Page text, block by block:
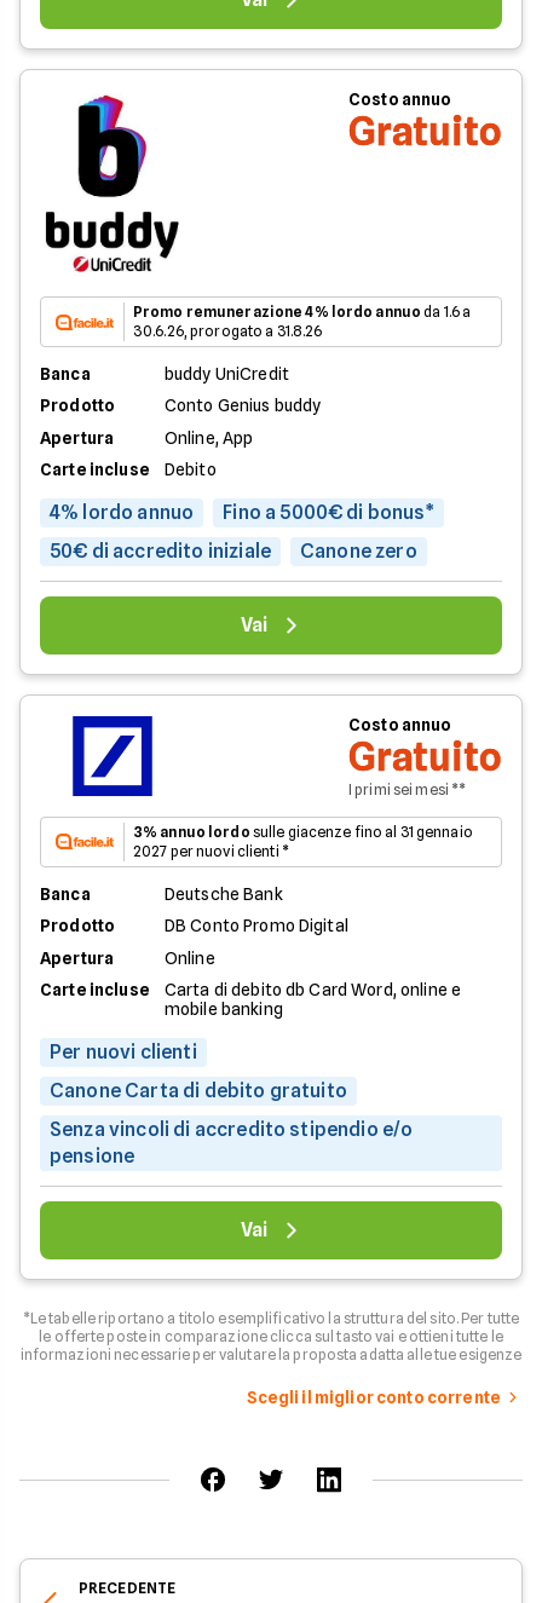
Costo annuo
Gratuito
Promo remunerazione 4% lordo annuo da 1.6 a
30.6.26, prorogato a 31.8.26
Banca
buddy UniCredit
Prodotto
Conto Genius buddy
Apertura
Online, App
Carte incluse
Debito
4% lordo annuo
Fino a 5000€ di bonus*
50€ di accredito iniziale
Canone zero
Vai
Costo annuo
Gratuito
I primi sei mesi **
3% annuo lordo sulle giacenze fino al 31 gennaio
2027 per nuovi clienti *
Banca
Deutsche Bank
Prodotto
DB Conto Promo Digital
Apertura
Online
Carte incluse
Carta di debito db Card Word, online e
mobile banking
Per nuovi clienti
Canone Carta di debito gratuito
Senza vincoli di accredito stipendio e/o
pensione
Vai
*Le tabelle riportano a titolo esemplificativo la struttura del sito. Per tutte
le offerte poste in comparazione clicca sul tasto vai e ottieni tutte le
informazioni necessarie per valutare la proposta adatta alle tue esigenze
Scegli il miglior conto corrente
PRECEDENTE